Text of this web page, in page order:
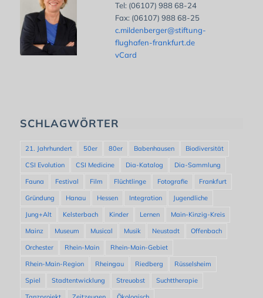
Tel: (06107) 988 68-24
Fax: (06107) 988 68-25
c.mildenberger@stiftung-
flughafen-frankfurt.de
vCard
SCHLAGWÖRTER
21. Jahrhundert 50er 80er Babenhausen
Biodiversität
CSI Evolution
CSI Medicine Dia-Katalog
Dia-Sammlung
Fauna
Festival Film Flüchtlinge Fotografie
Frankfurt
Gründung
Hanau Hessen Integration
Jugendliche
Jung+Alt
Kelsterbach Kinder Lernen
Main-Kinzig-Kreis
Mainz
Museum Musical Musik Neustadt
Offenbach
Orchester
Rhein-Main
Rhein-Main-Gebiet
Rhein-Main-Region
Rheingau Riedberg
Rüsselsheim
Spiel
Stadtentwicklung Streuobst
Suchttherapie